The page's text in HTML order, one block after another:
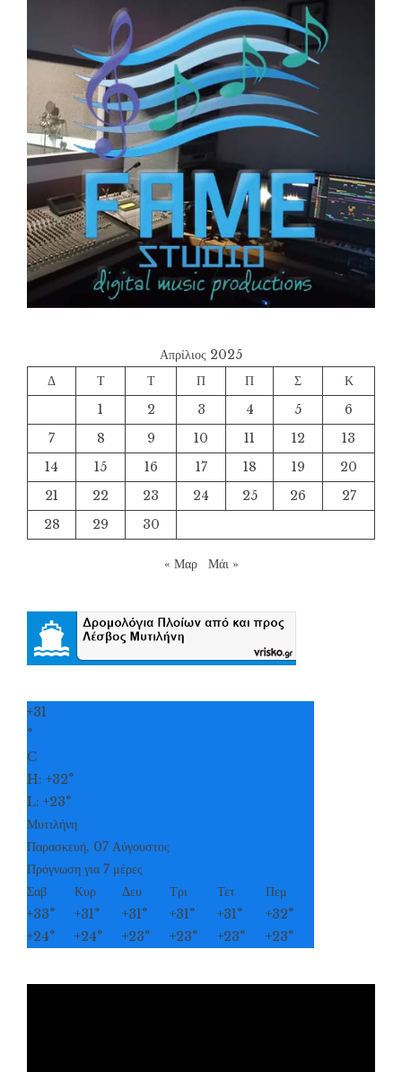
Απρίλιος 2025
Δ
Τ Τ Π Π Σ
Κ
1
2 3 4 5
6
7
8 9 10 11 12
13
14
15 16 17 18 19
20
21
22 23 24 25 26
27
28
29 30
« Μαρ Μάι »
+31
°
C
H: +32°
L: +23°
Μυτιλήνη
Παρασκευή, 07 Αύγουστος
Πρόγνωση για 7 μέρες
Σαβ
Κυρ Δευ Τρι Τετ
Πεμ
+33° +31° +31° +31° +31° +32°
+24° +24° +23° +23° +23° +23°